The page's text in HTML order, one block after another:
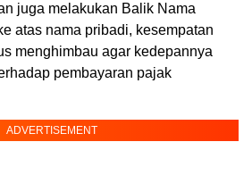
juga melakukan Balik Nama
atas nama pribadi, kesempatan
menghimbau agar kedepannya
pembayaran pajak
ADVERTISEMENT